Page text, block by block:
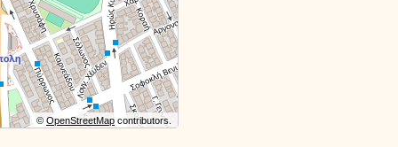
©OpenStreetMap contributors.